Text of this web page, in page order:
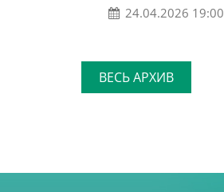
24.04.2026 19:00
ВЕСЬ АРХИВ